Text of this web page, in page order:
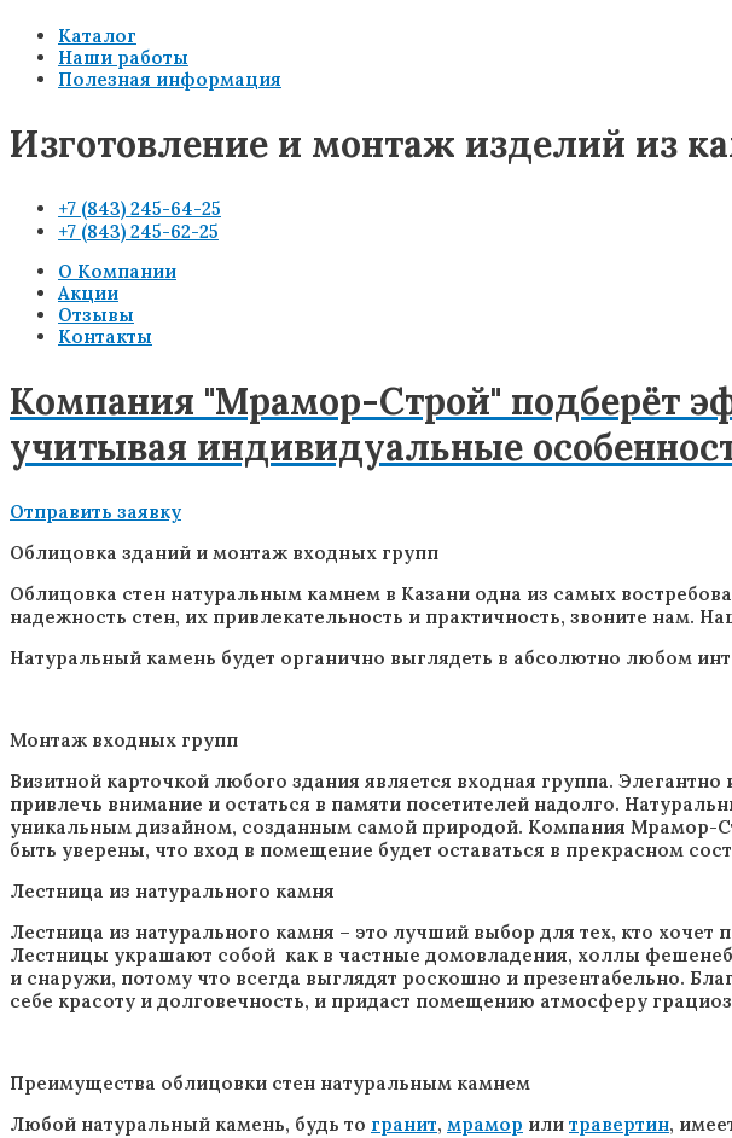
Каталог
Наши работы
Полезная информация
Изготовление и монтаж изделий из
+7 (843) 245-64-25
+7 (843) 245-62-25
О Компании
Акции
Отзывы
Контакты
Компания "Мрамор-Строй" подберёт
учитывая индивидуальные
Отправить заявку
Облицовка зданий и монтаж входных групп
Облицовка стен натуральным камнем в Казани одна из самых
надежность стен, их привлекательность и практичность, звоните нам.
Натуральный камень будет органично выглядеть в абсолютно любом
Монтаж входных групп
Визитной карточкой любого здания является входная группа.
привлечь внимание и остаться в памяти посетителей надолго.
уникальным дизайном, созданным самой природой. Компания
быть уверены, что вход в помещение будет оставаться в прекрасном
Лестница из натурального камня
Лестница из натурального камня – это лучший выбор для тех, кто
Лестницы украшают собой как в частные домовладения, холлы
и снаружи, потому что всегда выглядят роскошно и презентабельно.
себе красоту и долговечность, и придаст помещению атмосферу
Преимущества облицовки стен натуральным камнем
Любой натуральный камень, будь то гранит, мрамор или травертин,